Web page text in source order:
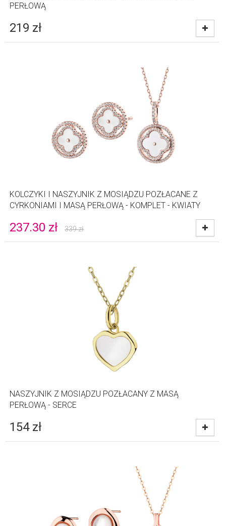
PERŁOWĄ
219 zł
KOLCZYKI I NASZYJNIK Z MOSIĄDZU POZŁACANE Z
CYRKONIAMI I MASĄ PERŁOWĄ - KOMPLET - KWIATY
237.30 zł 339zł
NASZYJNIK Z MOSIĄDZU POZŁACANY Z MASĄ
PERŁOWĄ - SERCE
154 zł